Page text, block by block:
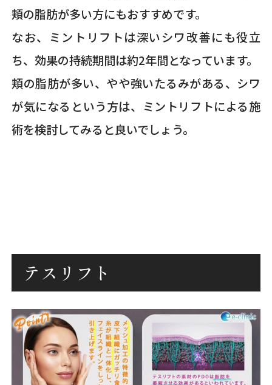
頬の脂肪が多い方にもおすすめです。
なお、ミントリフトは深いシワ改善にも役立
ち、効果の持続期間は約2年間となっています。
頬の脂肪が多い、やや強いたるみがある、シワ
が気になるという方は、ミントリフトによる施
術を検討してみると良いでしょう。
テスリフト